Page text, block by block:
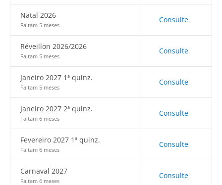
Natal 2026
Faltam 5 meses
Consulte
Réveillon 2026/2026
Faltam 5 meses
Consulte
Janeiro 2027 1ª quinz.
Faltam 5 meses
Consulte
Janeiro 2027 2ª quinz.
Faltam 6 meses
Consulte
Fevereiro 2027 1ª quinz.
Faltam 6 meses
Consulte
Carnaval 2027
Faltam 6 meses
Consulte